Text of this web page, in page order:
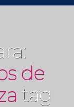
de
tag